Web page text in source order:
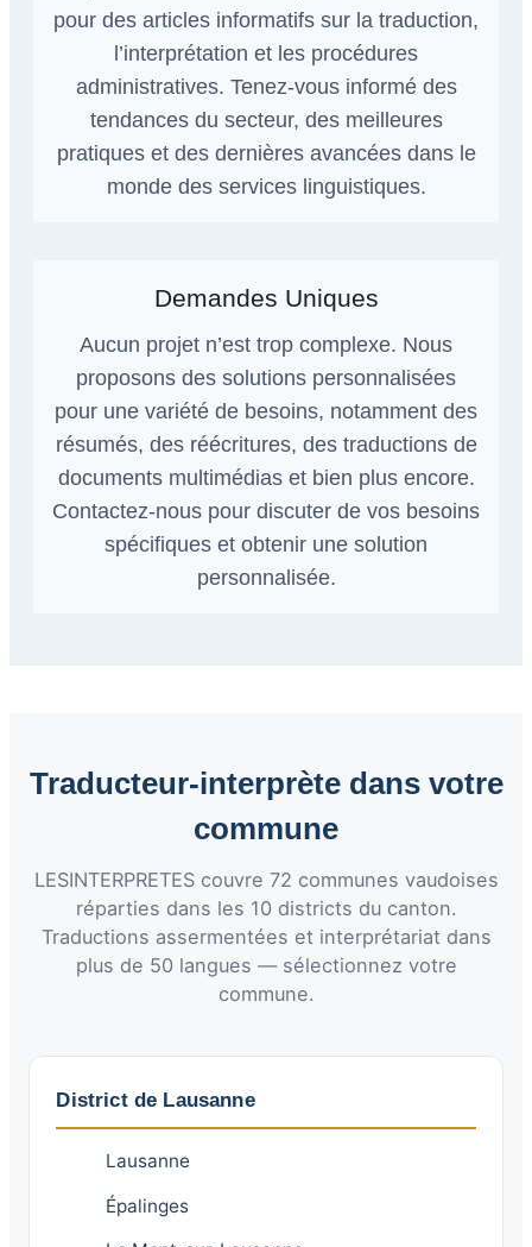
pour des articles informatifs sur la traduction,
l’interprétation et les procédures
administratives. Tenez-vous informé des
tendances du secteur, des meilleures
pratiques et des dernières avancées dans le
monde des services linguistiques.
Demandes Uniques
Aucun projet n’est trop complexe. Nous
proposons des solutions personnalisées
pour une variété de besoins, notamment des
résumés, des réécritures, des traductions de
documents multimédias et bien plus encore.
Contactez-nous pour discuter de vos besoins
spécifiques et obtenir une solution
personnalisée.
Traducteur-interprète dans votre
commune
LESINTERPRETES couvre 72 communes vaudoises
réparties dans les 10 districts du canton.
Traductions assermentées et interprétariat dans
plus de 50 langues — sélectionnez votre
commune.
District de Lausanne
Lausanne
Épalinges